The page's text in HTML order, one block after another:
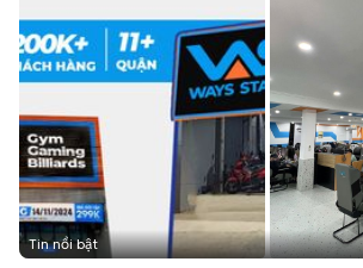
Tin nổi bật